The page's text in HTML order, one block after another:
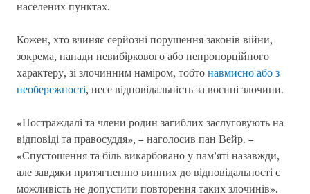
населених пунктах.
Кожен, хто вчиняє серйозні порушення законів війни,
зокрема, напади невибіркового або непропорційного
характеру, зі злочинним наміром, тобто навмисно або з
необережності, несе відповідальність за воєнні злочини.
«Постраждалі та члени родин загиблих заслуговують на
відповіді та правосуддя», – наголосив пан Вейр. –
«Спустошення та біль викарбовано у пам’яті назавжди,
але завдяки притягненню винних до відповідальності є
можливість не допустити повторення таких злочинів».